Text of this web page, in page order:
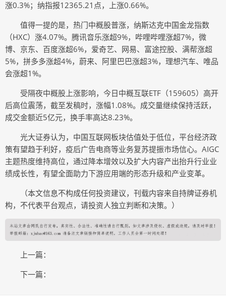
涨0.3%；纳指报12365.21点，上涨0.66%。
值得一提的是，热门中概股普涨，纳斯达克中国金龙指数
（HXC）涨4.07%。腾讯音乐涨超9%，哔哩哔哩涨超7%，微
博、京东、百度涨超6%，爱奇艺、网易、富途控股、满帮涨超
5%，拼多多涨超4%，蔚来、阿里巴巴涨超3%，理想汽车、唯品
会涨超1%。
受隔夜中概股上涨影响，今日中概互联ETF（159605）高开
后高位震荡，截至发稿时，涨幅1.08%。成交量继续保持活跃，
成交金额近5亿元，换手率高达8.23%。
光大证券认为，中国互联网板块估值处于低位，平台经济政
策有望趋于利好，疫后广告电商等业务复苏提振市场信心。AIGC
主题热度维持高位，通过降本增效以及扩大内容产出抬升行业业
绩成长性，有望全面助力下游应用端的形态升级和产业变革。
（本文信息不构成任何投资建议，刊载内容来自持牌证券机
构，不代表平台观点，请投资人独立判断和决策。）
上一篇：
下一篇：